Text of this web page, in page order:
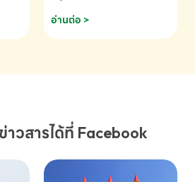
รียนรู้
075-691910
อ่านต่อ >
วสารได้ที่ Facebook